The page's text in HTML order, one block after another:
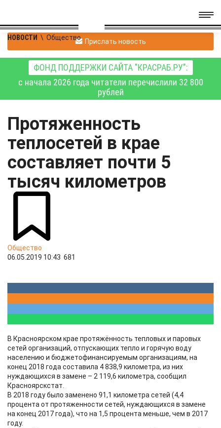
НОВОСТИ \ Общество Прислать новость
ФОНД ПОДДЕРЖКИ САЙТА "КРАСРАБ.РУ":
с начала 2026 года читатели перечислили 32 800
рублей
Протяженность
теплосетей в крае
составляет почти 5
тысяч километров
Общество
06.05.2019 10:43 681
В Красноярском крае протяжённость тепловых и паровых
сетей организаций, отпускающих тепло и горячую воду
населению и бюджетофинансируемым организациям, на
конец 2018 года составила 4 838,9 километра, из них
нуждающихся в замене – 2 119,6 километра, сообщил
Красноярскстат.
В 2018 году было заменено 91,1 километра сетей (4,4
процента от протяженности сетей, нуждающихся в замене
на конец 2017 года), что на 1,5 процента меньше, чем в 2017
году.